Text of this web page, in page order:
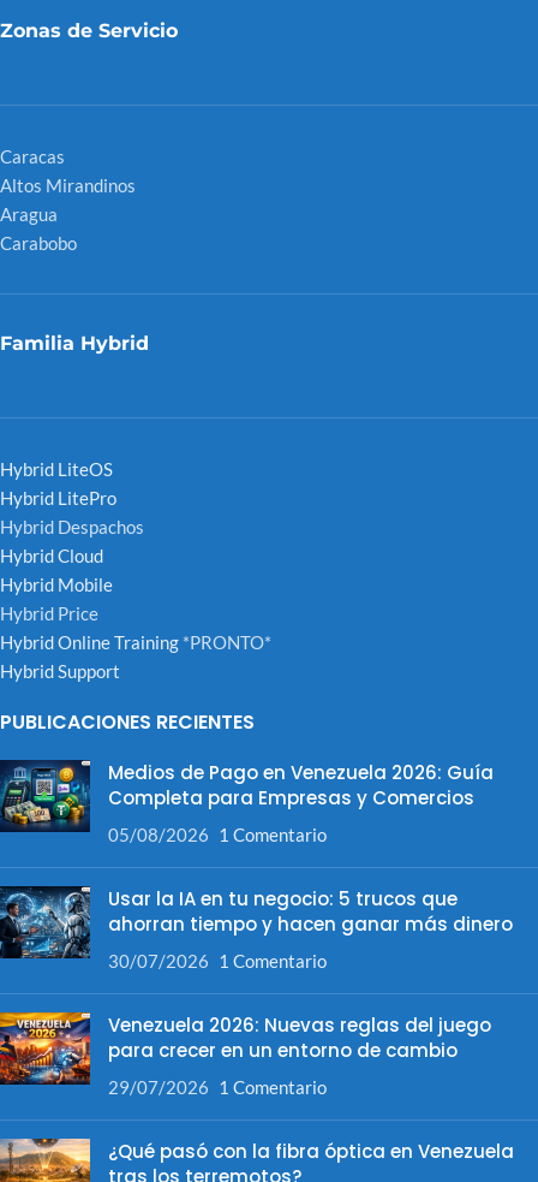
Zonas de Servicio
Caracas
Altos Mirandinos
Aragua
Carabobo
Familia Hybrid
Hybrid LiteOS
Hybrid LitePro
Hybrid Despachos
Hybrid Cloud
Hybrid Mobile
Hybrid Price
Hybrid Online Training *PRONTO*
Hybrid Support
PUBLICACIONES RECIENTES
Medios de Pago en Venezuela 2026: Guía
Completa para Empresas y Comercios
05/08/2026 1 Comentario
Usar la IA en tu negocio: 5 trucos que
ahorran tiempo y hacen ganar más dinero
30/07/2026 1 Comentario
Venezuela 2026: Nuevas reglas del juego
para crecer en un entorno de cambio
29/07/2026 1 Comentario
¿Qué pasó con la fibra óptica en Venezuela
tras los terremotos?